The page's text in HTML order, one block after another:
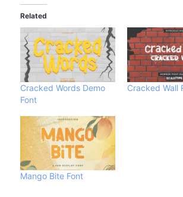
Related
Cracked Words Demo
Font
Cracked Wall
Mango Bite Font